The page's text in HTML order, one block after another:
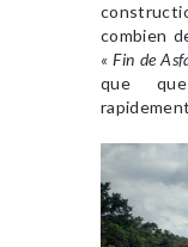
combien
« Fin de
que